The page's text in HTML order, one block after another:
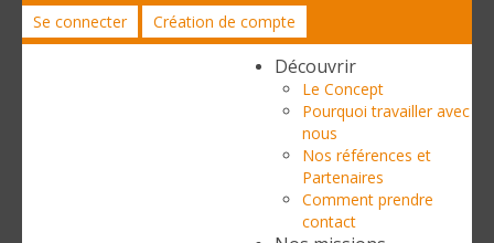
Se connecter Création de compte
Découvrir
Le Concept
Pourquoi travailler avec
nous
Nos références et
Partenaires
Comment prendre
contact